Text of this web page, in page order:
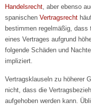
Handelsrecht, aber ebenso
spanischen Vertragsrecht
bestimmen regelmäßig,
eines Vertrages aufgrund
folgende Schäden und
impliziert.
Vertragsklauseln zu höherer
nicht, dass die
aufgehoben werden kann.